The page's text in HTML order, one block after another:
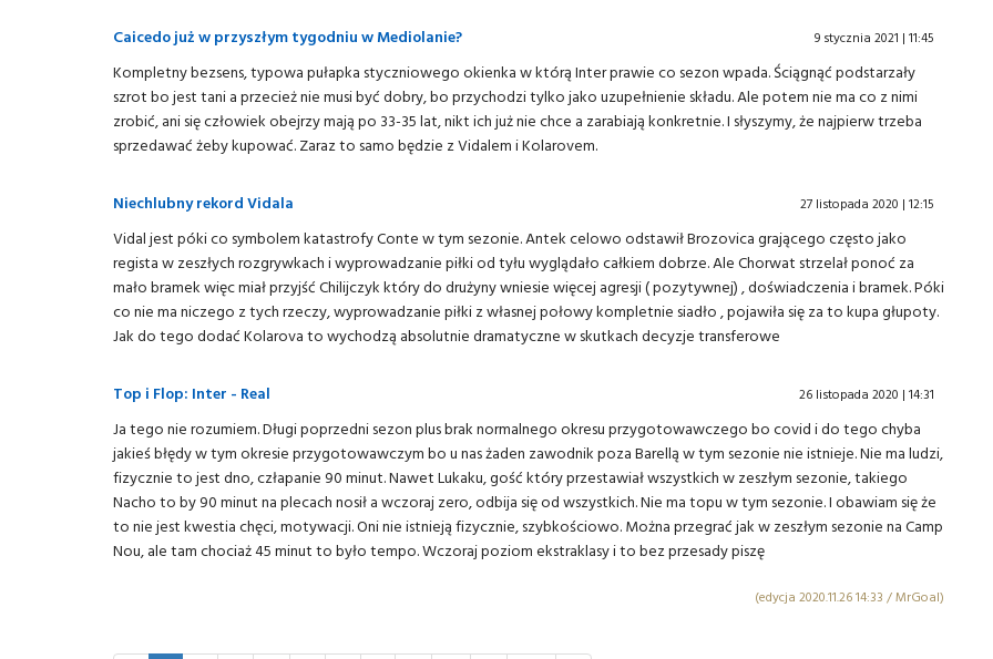
Caicedo już w przyszłym tygodniu w Mediolanie? 9 stycznia 2021 | 11:45
Kompletny bezsens, typowa pułapka styczniowego okienka w którą Inter prawie co sezon wpada. Ściągnąć podstarzały
szrot bo jest tani a przecież nie musi być dobry, bo przychodzi tylko jako uzupełnienie składu. Ale potem nie ma co z nimi
zrobić, ani się człowiek obejrzy mają po 33-35 lat, nikt ich już nie chce a zarabiają konkretnie. I słyszymy, że najpierw trzeba
sprzedawać żeby kupować. Zaraz to samo będzie z Vidalem i Kolarovem.
Niechlubny rekord Vidala 27 listopada 2020 | 12:15
Vidal jest póki co symbolem katastrofy Conte w tym sezonie. Antek celowo odstawił Brozovica grającego często jako
regista w zeszłych rozgrywkach i wyprowadzanie piłki od tyłu wyglądało całkiem dobrze. Ale Chorwat strzelał ponoć za
mało bramek więc miał przyjść Chilijczyk który do drużyny wniesie więcej agresji ( pozytywnej) , doświadczenia i bramek. Póki
co nie ma niczego z tych rzeczy, wyprowadzanie piłki z własnej połowy kompletnie siadło , pojawiła się za to kupa głupoty.
Jak do tego dodać Kolarova to wychodzą absolutnie dramatyczne w skutkach decyzje transferowe
Top i Flop: Inter - Real 26 listopada 2020 | 14:31
Ja tego nie rozumiem. Długi poprzedni sezon plus brak normalnego okresu przygotowawczego bo covid i do tego chyba
jakieś błędy w tym okresie przygotowawczym bo u nas żaden zawodnik poza Barellą w tym sezonie nie istnieje. Nie ma ludzi,
fizycznie to jest dno, człapanie 90 minut. Nawet Lukaku, gość który przestawiał wszystkich w zeszłym sezonie, takiego
Nacho to by 90 minut na plecach nosił a wczoraj zero, odbija się od wszystkich. Nie ma topu w tym sezonie. I obawiam się że
to nie jest kwestia chęci, motywacji. Oni nie istnieją fizycznie, szybkościowo. Można przegrać jak w zeszłym sezonie na Camp
Nou, ale tam chociaż 45 minut to było tempo. Wczoraj poziom ekstraklasy i to bez przesady piszę
(edycja 2020.11.26 14:33 / MrGoal)